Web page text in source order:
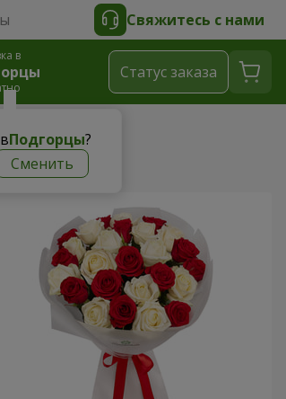
Свяжитесь с нами
в
Подгорцы?
Сменить
Cтатус заказа